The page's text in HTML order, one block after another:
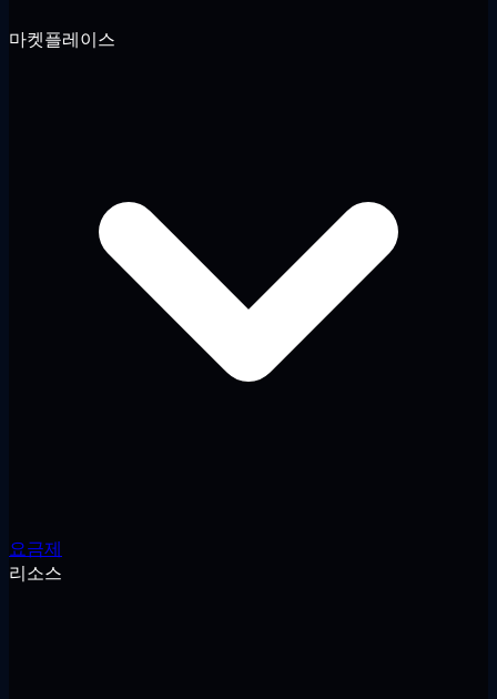
마켓플레이스
요금제
리소스